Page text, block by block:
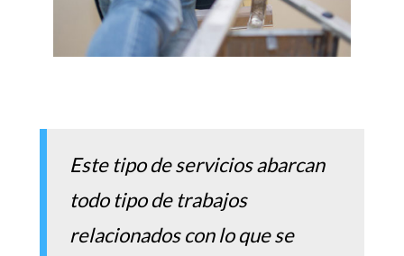
Este tipo de servicios abarcan
todo tipo de trabajos
relacionados con lo que se